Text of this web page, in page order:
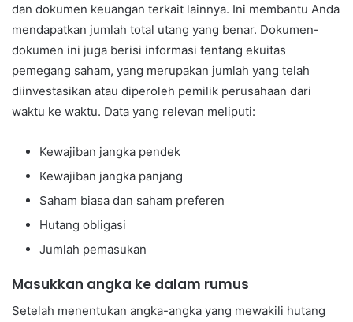
dan dokumen keuangan terkait lainnya. Ini membantu Anda
mendapatkan jumlah total utang yang benar. Dokumen-
dokumen ini juga berisi informasi tentang ekuitas
pemegang saham, yang merupakan jumlah yang telah
diinvestasikan atau diperoleh pemilik perusahaan dari
waktu ke waktu. Data yang relevan meliputi:
Kewajiban jangka pendek
Kewajiban jangka panjang
Saham biasa dan saham preferen
Hutang obligasi
Jumlah pemasukan
Masukkan angka ke dalam rumus
Setelah menentukan angka-angka yang mewakili hutang